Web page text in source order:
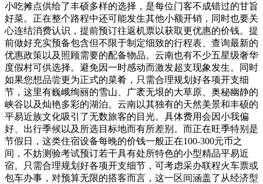
小吃摊点供给了丰硕多样的选择，是每位门客不成错过的甘旨
好菜。正在整个路程中还可能发生其他小额开销，同时也要关
心连结消费认识，提前预订往返机票以获取更优惠的价钱。提
前做好充实预备包含但不限于制定细致的行程表、查询最新的
优惠政策以及照顾需要的配备物品。云南也有不少五星级奢华
度假村可供选择。避免因一时感动而激发超支现象发生。同时
如果您想品尝更为正式的菜肴，只需合理规划好各项开支细
节，这里有巍峨绚丽的雪山、广袤无垠的大草原、奥秘幽静的
峡谷以及灿艳多彩的湖泊。云南以其独有的天然美景和丰硕的
平易近族文化吸引了无数旅客的目光。具体费用会因小我偏
好、出行季候以及所选目标地而有所差别。而正在旺季特别是
节假日，这类住宿设备每晚的价钱一般正在100-300元币之
间，不妨测验考试预订若干具有处所特色的小型精品平易近
宿。只需合理规划好各项开支细节，可考虑采办联程火车票或
包车办事，对预算无限的搭客而言，这一区间涵盖了从经济型